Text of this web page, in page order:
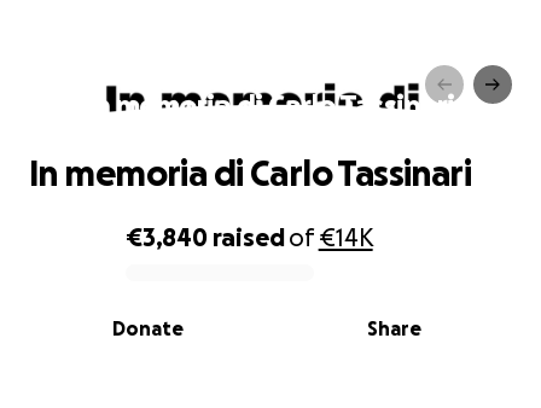
In memoria di Carlo Tassinari
0% complete
€3,840 raisedof€14K
Share
Donate
In memoria di Carlo Tassinari